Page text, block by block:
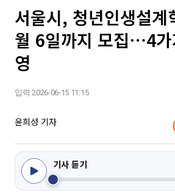
서울시, 청년인생설계
월 6일까지 모집⋯4가
영
입력 2026-06-15 11:15
윤희성 기자
기사 듣기